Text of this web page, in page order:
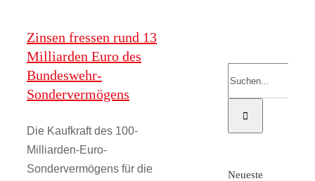
Zinsen fressen rund 13
Milliarden Euro des
Bundeswehr-
Sondervermögens
Die Kaufkraft des 100-
Milliarden-Euro-
Sondervermögens für die
Neueste